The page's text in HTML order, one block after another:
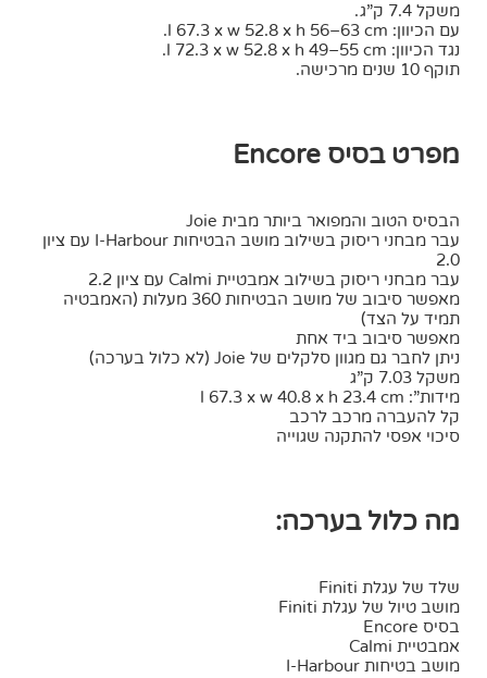
משקל 7.4 ק”ג.
עם הכיוון: l 67.3 x w 52.8 x h 56–63 cm.
נגד הכיוון: l 72.3 x w 52.8 x h 49–55 cm.
תוקף 10 שנים מרכישה.
מפרט בסיס Encore
הבסיס הטוב והמפואר ביותר מבית Joie
עבר מבחני ריסוק בשילוב מושב הבטיחות I-Harbour עם ציון
2.0
עבר מבחני ריסוק בשילוב אמבטיית Calmi עם ציון 2.2
מאפשר סיבוב של מושב הבטיחות 360 מעלות (האמבטיה
תמיד על הצד)
מאפשר סיבוב ביד אחת
ניתן לחבר גם מגוון סלקלים של Joie (לא כלול בערכה)
משקל 7.03 ק”ג
מידות”: l 67.3 x w 40.8 x h 23.4 cm
קל להעברה מרכב לרכב
סיכוי אפסי להתקנה שגוייה
מה כלול בערכה:
שלד של עגלת Finiti
מושב טיול של עגלת Finiti
בסיס Encore
אמבטיית Calmi
מושב בטיחות I-Harbour